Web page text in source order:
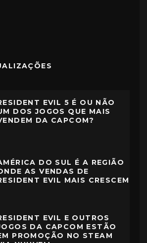
EVIL 5 É OU NÃO
DOS JOGOS QUE MAIS
DA CAPCOM?
DO SUL É A REGIÃO
AS VENDAS DE
EVIL MAIS CRESCEM
EVIL E OUTROS
DA CAPCOM ESTÃO
PROMOÇÃO NO STEAM